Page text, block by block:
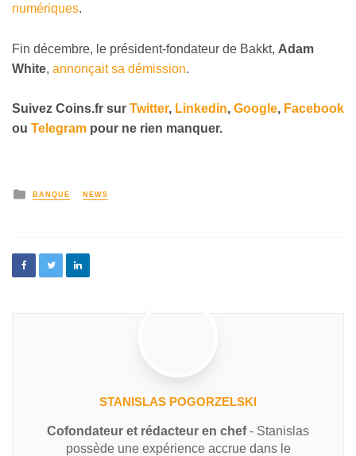
numériques.
Fin décembre, le président-fondateur de Bakkt, Adam
White, annonçait sa démission.
Suivez Coins.fr sur Twitter, Linkedin, Google, Facebook
ou Telegram pour ne rien manquer.
BANQUE NEWS
STANISLAS POGORZELSKI
Cofondateur et rédacteur en chef- Stanislas
possède une expérience accrue dans le